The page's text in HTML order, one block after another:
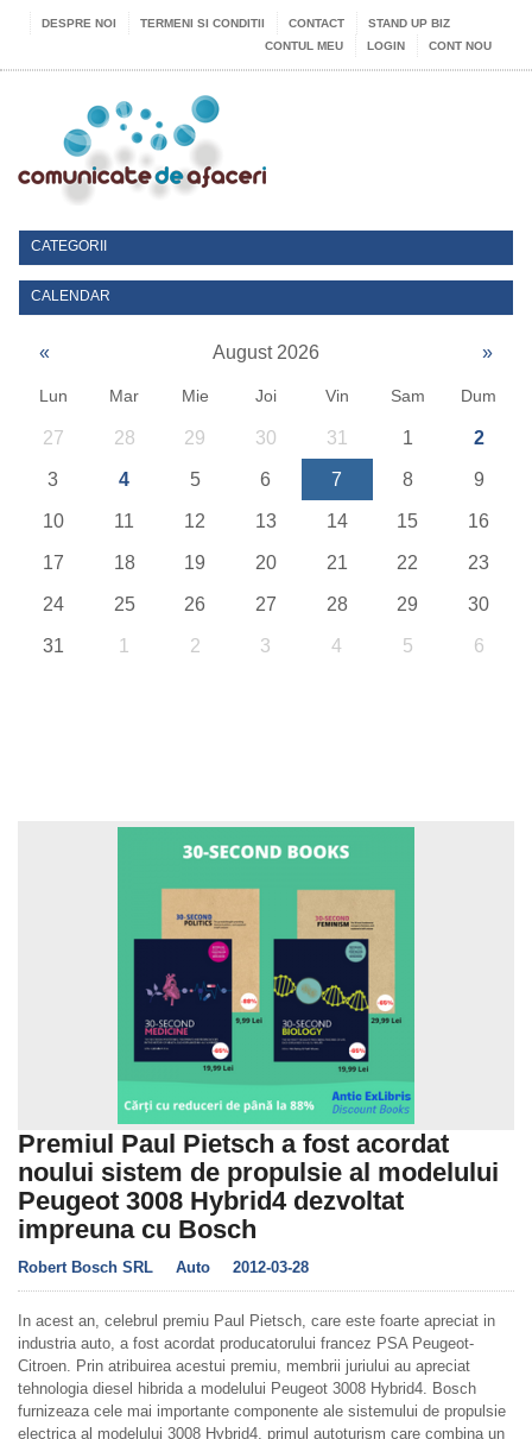
DESPRE NOI TERMENI SI CONDITII CONTACT
STAND UP BIZ
CONTUL MEU
LOGIN CONT NOU
CATEGORII
CALENDAR
« August 2026 »
Lun Mar Mie Joi Vin Sam Dum
27 28 29 30 31 1 2
3 4 5 6 7 8 9
10 11 12 13 14 15 16
17 18 19 20 21 22 23
24 25 26 27 28 29 30
31 1 2 3 4 5 6
Premiul Paul Pietsch a fost acordat
noului sistem de propulsie al modelului
Peugeot 3008 Hybrid4 dezvoltat
impreuna cu Bosch
Robert Bosch SRL Auto 2012-03-28
In acest an, celebrul premiu Paul Pietsch, care este foarte apreciat in
industria auto, a fost acordat producatorului francez PSA Peugeot-
Citroen. Prin atribuirea acestui premiu, membrii juriului au apreciat
tehnologia diesel hibrida a modelului Peugeot 3008 Hybrid4. Bosch
furnizeaza cele mai importante componente ale sistemului de propulsie
electrica al modelului 3008 Hybrid4, primul autoturism care combina un